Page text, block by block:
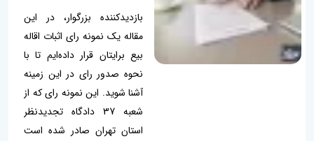
بازدیدکننده بزرگوار، در این
مقاله یک نمونه رای اثبات اقاله
بیع برایتان قرار داده‌ایم تا با
نحوه صدور رای در این زمینه
آشنا شوید. این نمونه رای که از
شعبه 37 دادگاه تجدیدنظر
استان تهران صادر شده است